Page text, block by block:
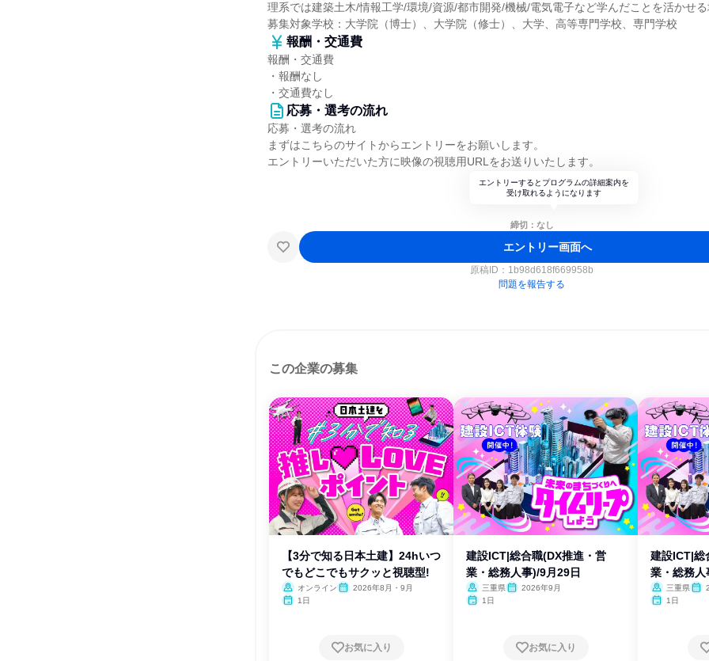
理系では建築土木/情報工学/環境/資源/都市開発/機械/電気電子など学んだことを活かせる
募集対象学校：大学院（博士）、大学院（修士）、大学、高等専門学校、専門学校
報酬・交通費
報酬・交通費
・報酬なし
・交通費なし
応募・選考の流れ
応募・選考の流れ
まずはこちらのサイトからエントリーをお願いします。
エントリーいただいた方に映像の視聴用URLをお送りいたします。
エントリーするとプログラムの詳細案内を
受け取れるようになります
締切：なし
エントリー画面へ
原稿ID： 1b98d618f669958b
問題を報告する
この企業の募集
【3分で知る日本土建】24hいつ
でもどこでもサクッと視聴型!
オンライン
2026年8月・9月
1日
お気に入り
建設ICT|総合職(DX推進・営
業・総務人事)/9月29日
三重県
2026年9月
1日
お気に入り
建設ICT|総
業・総務人
三重県
1日